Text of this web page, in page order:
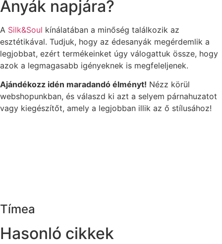
Anyák napjára?
A Silk&Soul kínálatában a minőség találkozik az
esztétikával. Tudjuk, hogy az édesanyák megérdemlik a
legjobbat, ezért termékeinket úgy válogattuk össze, hogy
azok a legmagasabb igényeknek is megfeleljenek.
Ajándékozz idén maradandó élményt! Nézz körül
webshopunkban, és válaszd ki azt a selyem párnahuzatot
vagy kiegészítőt, amely a legjobban illik az ő stílusához!
Tímea
Hasonló cikkek